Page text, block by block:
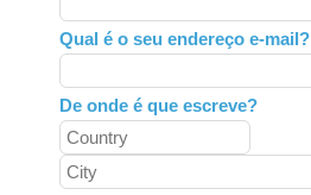
Qual é o seu endereço e-mail?
De onde é que escreve?